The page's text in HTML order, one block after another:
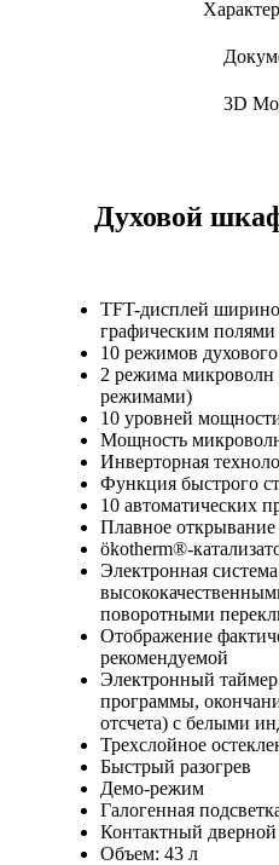
3D
Духовой
TFT-дисплей
графическим полями
10 режимов
2 режима микроволн
режимами)
10 уровней
Мощность
Инверторная
Функция быстрого
10 автоматических
Плавное
ökotherm®-
Электронная
поворотными
Отображение
рекомендуемой
Электронный
программы,
отсчета) с белыми
Трехслойное
Быстрый разогрев
Демо-режим
Галогенная
Контактный
Объем: 43 л